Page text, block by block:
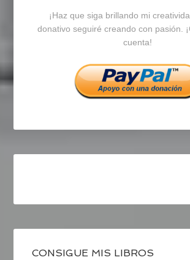
en
Facebook
en
Twitter
en
¡Haz que siga brillando mi
donativo seguiré creando con pasión.
cuenta!
CONSIGUE MIS LIBROS